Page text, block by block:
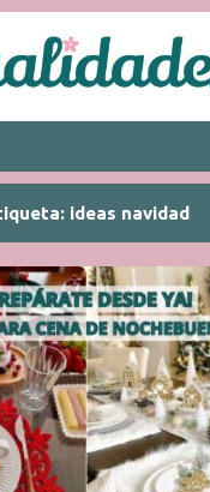
ideas navidad